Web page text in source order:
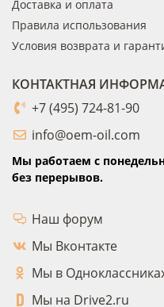
Доставка и оплата
Правила использования
Условия возврата и
КОНТАКТНАЯ
+7 (495) 724-81-90
info@oem-oil.com
Мы работаем с
без перерывов.
Наш форум
Мы Вконтакте
Мы в
Мы на Drive2.ru